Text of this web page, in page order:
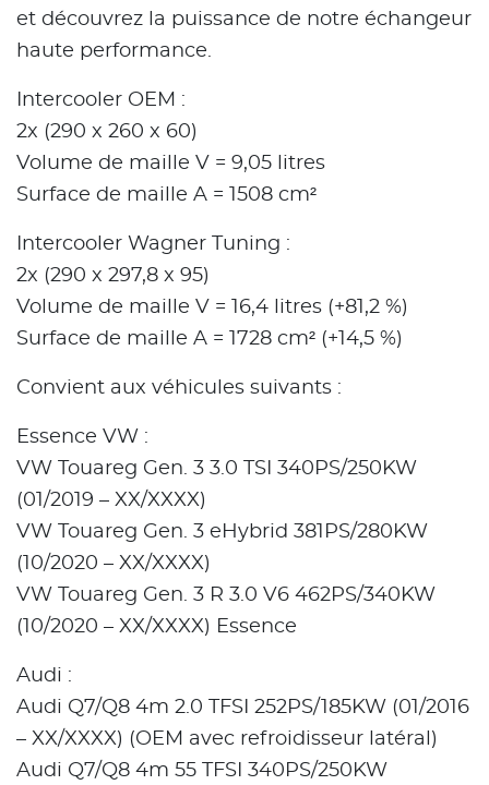
et découvrez la puissance de notre échangeur
haute performance.
Intercooler OEM :
2x (290 x 260 x 60)
Volume de maille V = 9,05 litres
Surface de maille A = 1508 cm²
Intercooler Wagner Tuning :
2x (290 x 297,8 x 95)
Volume de maille V = 16,4 litres (+81,2 %)
Surface de maille A = 1728 cm² (+14,5 %)
Convient aux véhicules suivants :
Essence VW :
VW Touareg Gen. 3 3.0 TSI 340PS/250KW
(01/2019 – XX/XXXX)
VW Touareg Gen. 3 eHybrid 381PS/280KW
(10/2020 – XX/XXXX)
VW Touareg Gen. 3 R 3.0 V6 462PS/340KW
(10/2020 – XX/XXXX) Essence
Audi :
Audi Q7/Q8 4m 2.0 TFSI 252PS/185KW (01/2016
– XX/XXXX) (OEM avec refroidisseur latéral)
Audi Q7/Q8 4m 55 TFSI 340PS/250KW